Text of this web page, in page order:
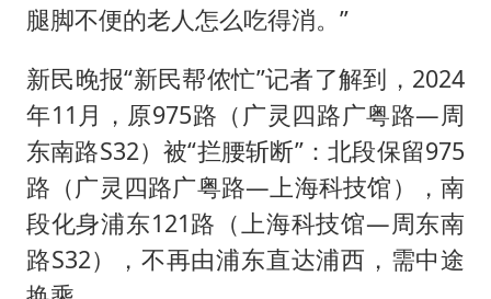
腿脚不便的老人怎么吃得消。”
新民晚报“新民帮侬忙”记者了解到，2024
年11月，原975路（广灵四路广粤路—周
东南路S32）被“拦腰斩断”：北段保留975
路（广灵四路广粤路—上海科技馆），南
段化身浦东121路（上海科技馆—周东南
路S32），不再由浦东直达浦西，需中途